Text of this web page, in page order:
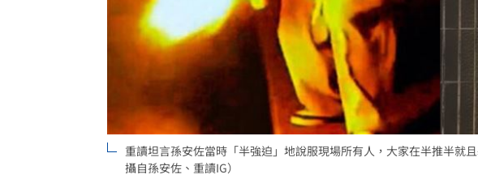
理想混蛋號召粉絲跨海追星吃美食！ 18:15
重讀坦言孫安佐當時「半強迫」地說服現場所有人，大家在半推半就
攝自孫安佐、重讀IG）